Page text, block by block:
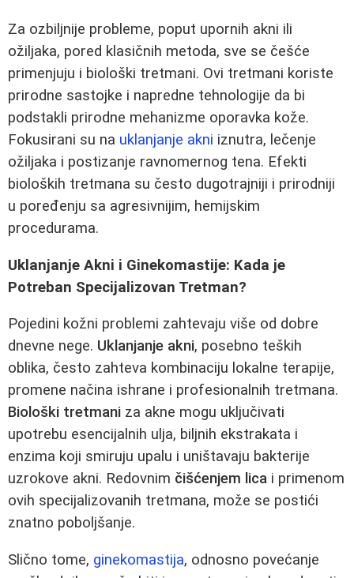
Za ozbiljnije probleme, poput upornih akni ili
ožiljaka, pored klasičnih metoda, sve se češće
primenjuju i biološki tretmani. Ovi tretmani koriste
prirodne sastojke i napredne tehnologije da bi
podstakli prirodne mehanizme oporavka kože.
Fokusirani su na uklanjanje akni iznutra, lečenje
ožiljaka i postizanje ravnomernog tena. Efekti
bioloških tretmana su često dugotrajniji i prirodniji
u poređenju sa agresivnijim, hemijskim
procedurama.
Uklanjanje Akni i Ginekomastije: Kada je
Potreban Specijalizovan Tretman?
Pojedini kožni problemi zahtevaju više od dobre
dnevne nege. Uklanjanje akni, posebno teških
oblika, često zahteva kombinaciju lokalne terapije,
promene načina ishrane i profesionalnih tretmana.
Biološki tretmani za akne mogu uključivati
upotrebu esencijalnih ulja, biljnih ekstrakata i
enzima koji smiruju upalu i uništavaju bakterije
uzrokove akni. Redovnim čišćenjem lica i primenom
ovih specijalizovanih tretmana, može se postići
znatno poboljšanje.
Slično tome, ginekomastija, odnosno povećanje